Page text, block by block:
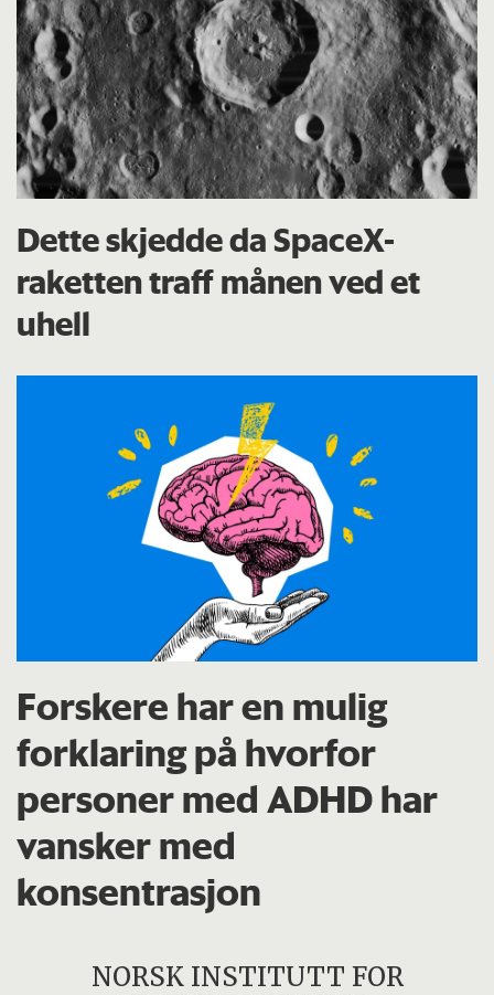
Dette skjedde da SpaceX-
raketten traff månen ved et
uhell
Forskere har en mulig
forklaring på hvorfor
personer med ADHD har
vansker med
konsentrasjon
NORSK INSTITUTT FOR